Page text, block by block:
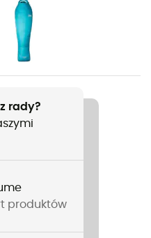
dół ze sznurkiem
rady?
produktów